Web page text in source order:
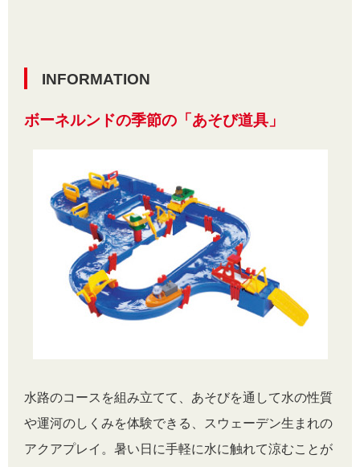
INFORMATION
ボーネルンドの季節の「あそび道具」
水路のコースを組み立てて、あそびを通して水の性質
や運河のしくみを体験できる、スウェーデン生まれの
アクアプレイ。暑い日に手軽に水に触れて涼むことが